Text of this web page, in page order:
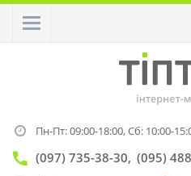
Пн-Пт: 09:00-18:00,Сб: 10:00-
(097) 735-38-30 (095)